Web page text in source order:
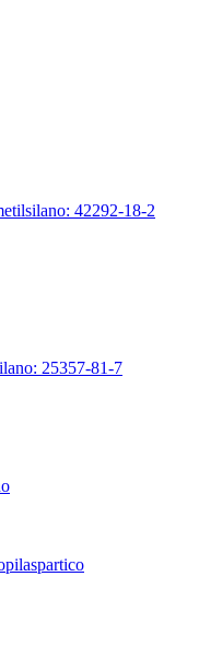
42292-18-2
25357-81-7